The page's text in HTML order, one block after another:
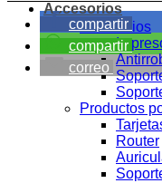
Accesorios
Accesorios
Productos
Router
compartir
compartir
correo